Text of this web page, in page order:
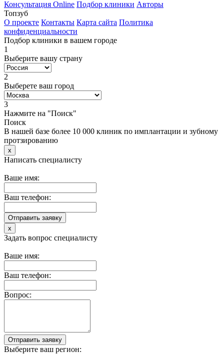
Консультация Online Подбор клиники Авторы
Топзуб
О проекте Контакты Карта сайта Политика
конфиденциальности
Подбор клиники в вашем городе
1
Выберите вашу страну
2
Выберете ваш город
3
Нажмите на "Поиск"
Поиск
В нашей базе более 10 000 клиник по имплантации и зубному
протзированию
x
Написать специалисту
Ваше имя:
Ваш телефон:
x
Задать вопрос специалисту
Ваше имя:
Ваш телефон:
Вопрос:
Выберите ваш регион: